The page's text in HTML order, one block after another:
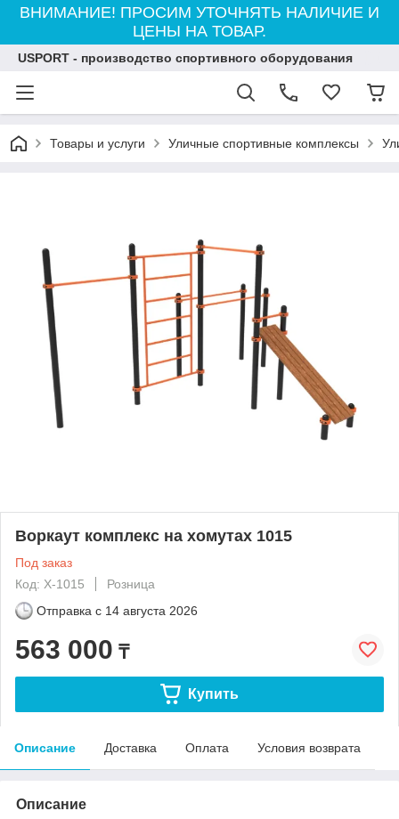
ВНИМАНИЕ! ПРОСИМ УТОЧНЯТЬ НАЛИЧИЕ И
ЦЕНЫ НА ТОВАР.
USPORT - производство спортивного оборудования
Товары и услуги Уличные спортивные комплексы
Воркаут комплекс на хомутах 1015
Под заказ
Код: Х-1015
Розница
Отправка с 14 августа 2026
563 000 ₸
Купить
Описание Доставка Оплата Условия возврата
Описание